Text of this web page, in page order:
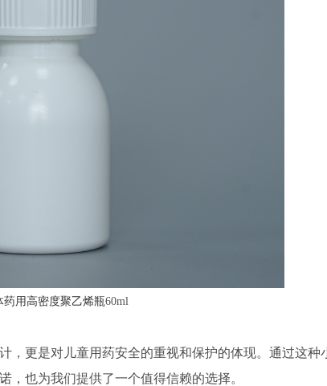
药用高密度聚乙烯瓶60ml
，更是对儿童用药安全的重视和保护的体现。通过这种
，也为我们提供了一个值得信赖的选择。